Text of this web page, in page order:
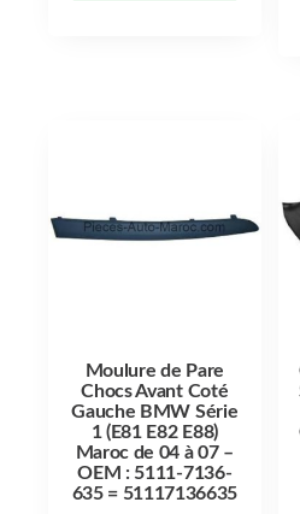
Moulure de Pare
Chocs Avant Coté
Gauche BMW Série
1 (E81 E82 E88)
Maroc de 04 à 07 –
OEM : 5111-7136-
635 = 51117136635